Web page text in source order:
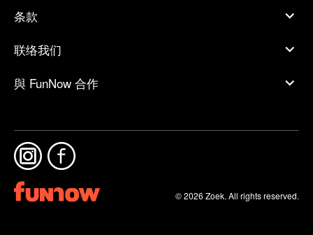
条款
联络我们
與 FunNow 合作
© 2026 Zoek. All rights reserved.